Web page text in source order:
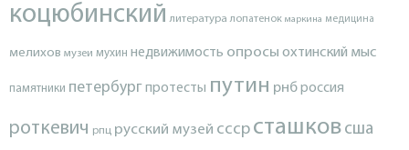
коцюбинский литература лопатенок маркина медицина
мелихов музеи мухин недвижимость опросы охтинский мыс
памятники петербургпротесты путин рнброссия
роткевич рпц русский музей ссср сташков сша